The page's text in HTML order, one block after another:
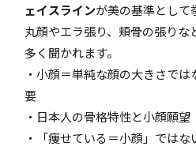
ェイスラインが美の基準として
丸顔やエラ張り、頬骨の張りな
多く聞かれます。
・小顔＝単純な顔の大きさで
要
・日本人の骨格特性と小顔願望
・「痩せている＝小顔」ではな